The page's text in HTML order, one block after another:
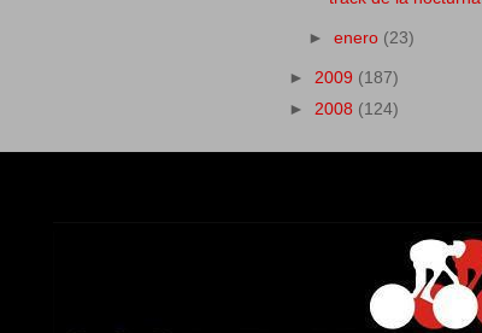
►enero (23)
► 2009 (187)
► 2008 (124)